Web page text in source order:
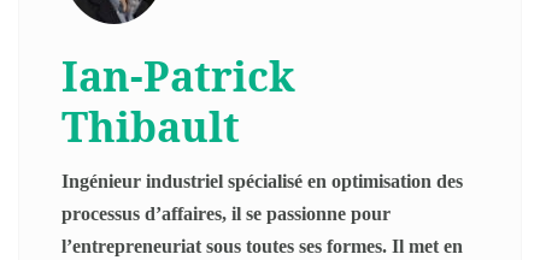
Ian-Patrick
Thibault
Ingénieur industriel spécialisé en optimisation des
processus d’affaires, il se passionne pour
l’entrepreneuriat sous toutes ses formes. Il met en